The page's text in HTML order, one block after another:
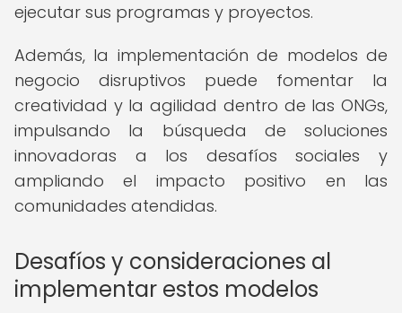
ejecutar sus programas y proyectos.
Además, la implementación de modelos de
negocio disruptivos puede fomentar la
creatividad y la agilidad dentro de las ONGs,
impulsando la búsqueda de soluciones
innovadoras a los desafíos sociales y
ampliando el impacto positivo en las
comunidades atendidas.
Desafíos y consideraciones al
implementar estos modelos